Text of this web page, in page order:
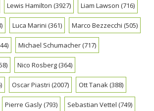
Lewis Hamilton (3927) Liam Lawson (716)
Luca Marini (361) Marco Bezzecchi (505)
Michael Schumacher(717)
Nico Rosberg(364)
Oscar Piastri (2007) Ott Tanak(388)
Pierre Gasly(793) Sebastian Vettel (749)